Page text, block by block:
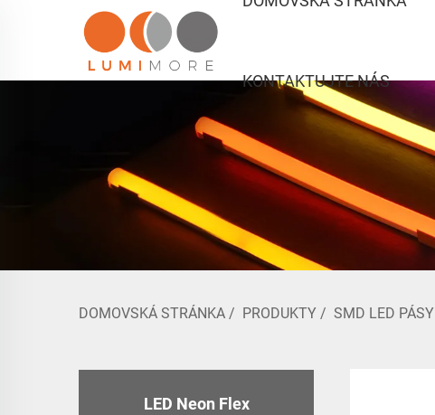
KONTAKTUJTE NÁS
DOMOVSKÁ STRÁNKA / PRODUKTY / SMD LED PÁSY
LED Neon Flex